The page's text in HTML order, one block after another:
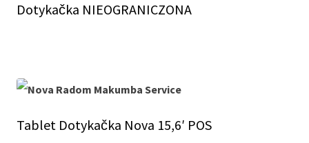
Dotykačka NIEOGRANICZONA
Tablet Dotykačka Nova 15,6′ POS